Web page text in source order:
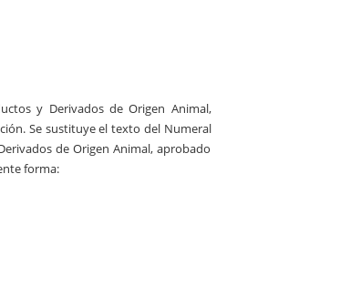
y Derivados de Origen Animal,
Se sustituye el texto del Numeral
de Origen Animal, aprobado
forma: